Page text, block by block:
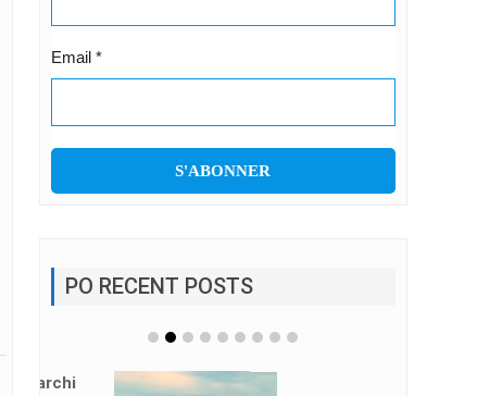
Email *
PO RECENT POSTS